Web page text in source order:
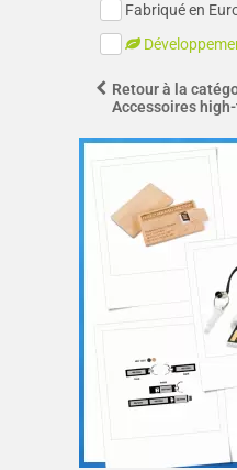
Fabriqué en
Retour à la
Accessoires